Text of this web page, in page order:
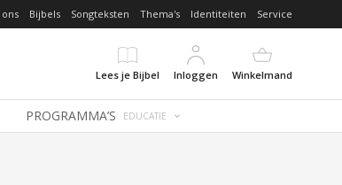
Bijbels Songteksten Thema's Identiteiten Service
Lees je Bijbel
Inloggen Winkelmand
PROGRAMMA’S EDUCATIE